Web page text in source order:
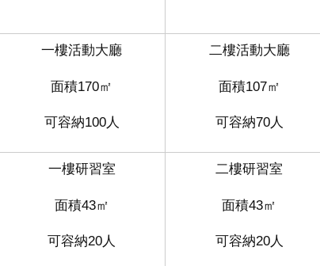
一樓活動大廳
面積170㎡
可容納100人
二樓活動大廳
面積107㎡
可容納70人
一樓研習室
面積43㎡
可容納20人
二樓研習室
面積43㎡
可容納20人